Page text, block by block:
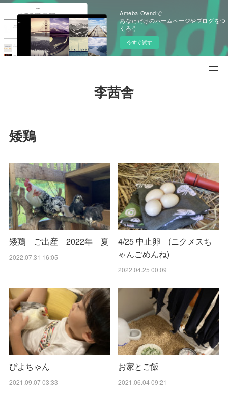
Ameba Owndで
あなただけのホームページやブログをつ
くろう
今すぐ試す
李茜舎
矮鶏
矮鶏 ご出産 2022年 夏
2022.07.31 16:05
4/25 中止卵 (ニクメスち
ゃんごめんね)
2022.04.25 00:09
ぴよちゃん
2021.09.07 03:33
お家とご飯
2021.06.04 09:21